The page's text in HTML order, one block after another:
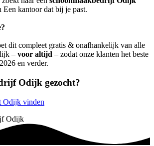
Een kantoor dat bij je past.
dit compleet gratis & onafhankelijk van alle
– voor altijd – zodat onze klanten het beste
en verder.
Odijk gezocht?
Odijk vinden